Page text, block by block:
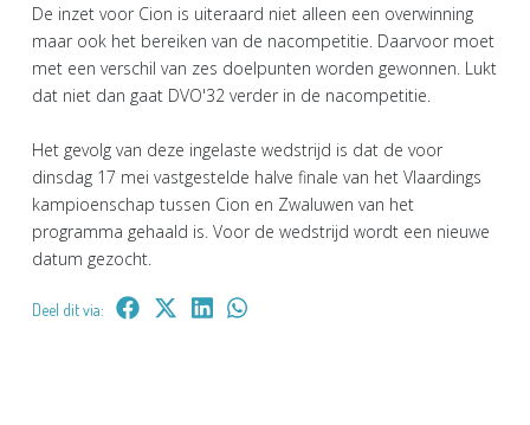
De inzet voor Cion is uiteraard niet alleen een overwinning
maar ook het bereiken van de nacompetitie. Daarvoor moet
met een verschil van zes doelpunten worden gewonnen. Lukt
dat niet dan gaat DVO'32 verder in de nacompetitie.
Het gevolg van deze ingelaste wedstrijd is dat de voor
dinsdag 17 mei vastgestelde halve finale van het Vlaardings
kampioenschap tussen Cion en Zwaluwen van het
programma gehaald is. Voor de wedstrijd wordt een nieuwe
datum gezocht.
Deel dit via: